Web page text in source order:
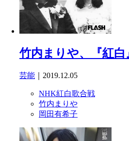
竹内まりや、『紅
芸能 ｜2019.12.05
NHK紅白歌合戦
竹内まりや
岡田有希子